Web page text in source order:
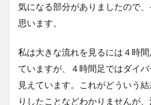
気になる部分がありましたので
思います。
私は大きな流れを見るには４時
ていますが、４時間足ではダイ
見えています。これがどういう
りしたことなどわかりませんが